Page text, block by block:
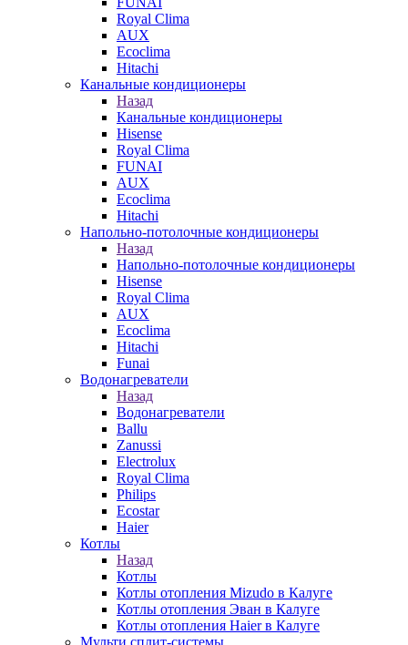
Royal Clima
AUX
Ecoclima
Hitachi
Канальные кондиционеры
Назад
Канальные кондиционеры
Hisense
Royal Clima
FUNAI
AUX
Ecoclima
Hitachi
Напольно-потолочные кондиционеры
Назад
Напольно-потолочные кондиционеры
Hisense
Royal Clima
AUX
Ecoclima
Hitachi
Funai
Водонагреватели
Назад
Водонагреватели
Ballu
Zanussi
Electrolux
Royal Clima
Philips
Ecostar
Haier
Котлы
Назад
Котлы
Котлы отопления Mizudo в Калуге
Котлы отопления Эван в Калуге
Котлы отопления Haier в Калуге
Мульти сплит-системы